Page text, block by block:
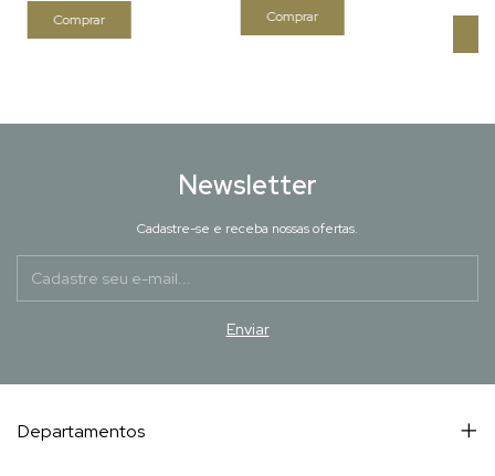
Comprar Comprar
Newsletter
Cadastre-se e receba nossas ofertas.
Departamentos